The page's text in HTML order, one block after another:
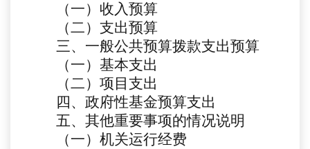
（一）收入预算
（二）支出预算
三、一般公共预算拨款支出预算
（一）基本支出
（二）项目支出
四、政府性基金预算支出
五、其他重要事项的情况说明
（一）机关运行经费